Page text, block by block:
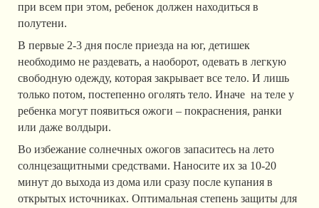
при всем при этом, ребенок должен находиться в
полутени.
В первые 2-3 дня после приезда на юг, детишек
необходимо не раздевать, а наоборот, одевать в легкую
свободную одежду, которая закрывает все тело. И лишь
только потом, постепенно оголять тело. Иначе на теле у
ребенка могут появиться ожоги – покраснения, ранки
или даже волдыри.
Во избежание солнечных ожогов запаситесь на лето
солнцезащитными средствами. Наносите их за 10-20
минут до выхода из дома или сразу после купания в
открытых источниках. Оптимальная степень защиты для